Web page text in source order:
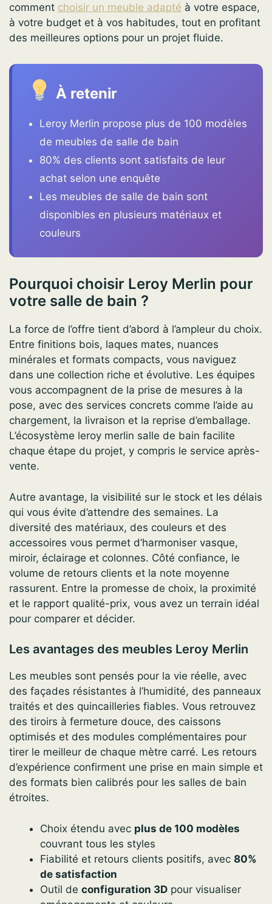
comment choisir un meuble adapté à votre espace,
à votre budget et à vos habitudes, tout en profitant
des meilleures options pour un projet fluide.
À retenir
Leroy Merlin propose plus de 100 modèles
de meubles de salle de bain
80% des clients sont satisfaits de leur
achat selon une enquête
Les meubles de salle de bain sont
disponibles en plusieurs matériaux et
couleurs
Pourquoi choisir Leroy Merlin pour
votre salle de bain ?
La force de l’offre tient d’abord à l’ampleur du choix.
Entre finitions bois, laques mates, nuances
minérales et formats compacts, vous naviguez
dans une collection riche et évolutive. Les équipes
vous accompagnent de la prise de mesures à la
pose, avec des services concrets comme l’aide au
chargement, la livraison et la reprise d’emballage.
L’écosystème leroy merlin salle de bain facilite
chaque étape du projet, y compris le service après-
vente.
Autre avantage, la visibilité sur le stock et les délais
qui vous évite d’attendre des semaines. La
diversité des matériaux, des couleurs et des
accessoires vous permet d’harmoniser vasque,
miroir, éclairage et colonnes. Côté confiance, le
volume de retours clients et la note moyenne
rassurent. Entre la promesse de choix, la proximité
et le rapport qualité-prix, vous avez un terrain idéal
pour comparer et décider.
Les avantages des meubles Leroy Merlin
Les meubles sont pensés pour la vie réelle, avec
des façades résistantes à l’humidité, des panneaux
traités et des quincailleries fiables. Vous retrouvez
des tiroirs à fermeture douce, des caissons
optimisés et des modules complémentaires pour
tirer le meilleur de chaque mètre carré. Les retours
d’expérience confirment une prise en main simple et
des formats bien calibrés pour les salles de bain
étroites.
Choix étendu avec plus de 100 modèles
couvrant tous les styles
Fiabilité et retours clients positifs, avec 80%
de satisfaction
Outil de configuration 3D pour visualiser